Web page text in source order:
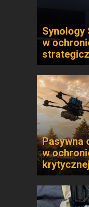
Synology
w
Pasywna
w